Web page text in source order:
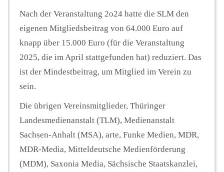
Nach der Veranstaltung 2o24 hatte die SLM den
eigenen Mitgliedsbeitrag von 64.000 Euro auf
knapp über 15.000 Euro (für die Veranstaltung
2025, die im April stattgefunden hat) reduziert. Das
ist der Mindestbeitrag, um Mitglied im Verein zu
sein.
Die übrigen Vereinsmitglieder, Thüringer
Landesmedienanstalt (TLM), Medienanstalt
Sachsen-Anhalt (MSA), arte, Funke Medien, MDR,
MDR-Media, Mitteldeutsche Medienförderung
(MDM), Saxonia Media, Sächsische Staatskanzlei,